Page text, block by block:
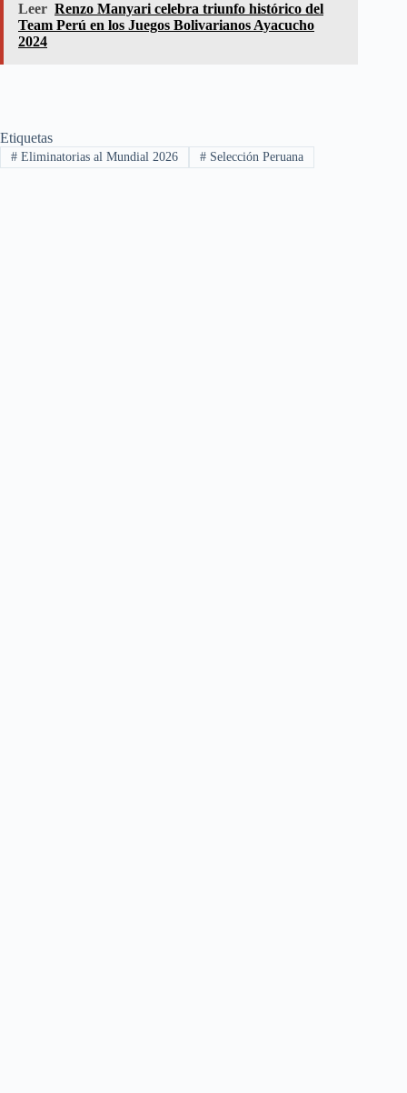
Leer Renzo Manyari celebra triunfo histórico del
Team Perú en los Juegos Bolivarianos Ayacucho
2024
Etiquetas
#Eliminatorias al Mundial 2026 #Selección Peruana